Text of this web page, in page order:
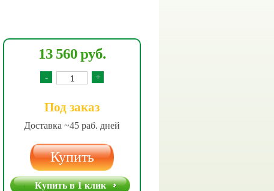
13 560 руб.
- +
Под заказ
Доставка ~45 раб. дней
Купить
Купить в 1 клик